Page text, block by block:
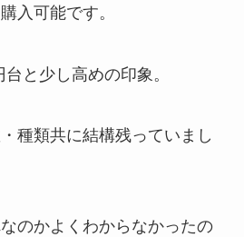
入可能です。
と少し高めの印象。
種類共に結構残っていまし
のかよくわからなかったの